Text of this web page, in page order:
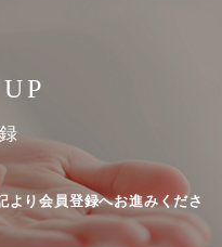
より会員登録へお進みくださ